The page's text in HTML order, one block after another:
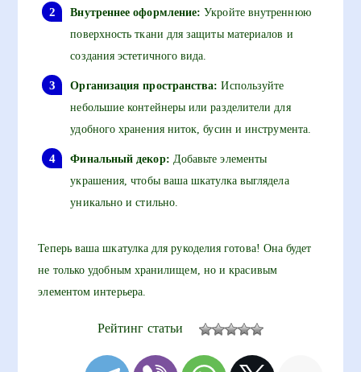
Внутреннее оформление: Укройте внутреннюю
поверхность ткани для защиты материалов и
создания эстетичного вида.
Организация пространства: Используйте
небольшие контейнеры или разделители для
удобного хранения ниток, бусин и инструмента.
Финальный декор: Добавьте элементы
украшения, чтобы ваша шкатулка выглядела
уникально и стильно.
Теперь ваша шкатулка для рукоделия готова! Она будет
не только удобным хранилищем, но и красивым
элементом интерьера.
Рейтинг статьи